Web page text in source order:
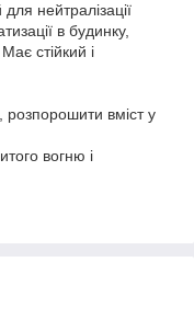
нейтралізації
в будинку,
стійкий і
розпорошити вміст у
вогню і